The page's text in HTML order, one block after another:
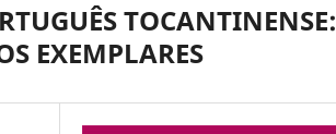
TOCANTINENSE:
EXEMPLARES